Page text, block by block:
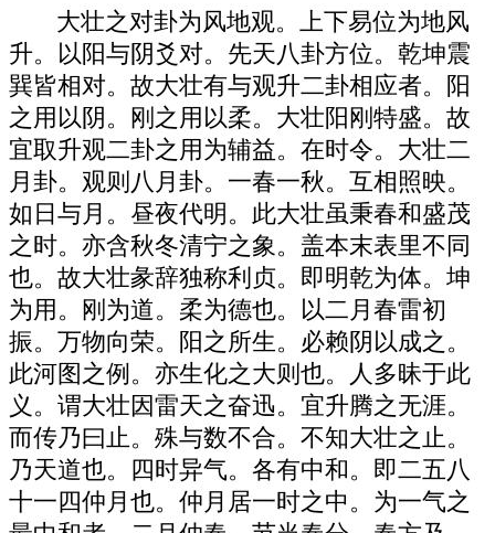
大壮之对卦为风地观。上下易位为地风
升。以阳与阴爻对。先天八卦方位。乾坤震
巽皆相对。故大壮有与观升二卦相应者。阳
之用以阴。刚之用以柔。大壮阳刚特盛。故
宜取升观二卦之用为辅益。在时令。大壮二
月卦。观则八月卦。一春一秋。互相照映。
如日与月。昼夜代明。此大壮虽秉春和盛茂
之时。亦含秋冬清宁之象。盖本末表里不同
也。故大壮彖辞独称利贞。即明乾为体。坤
为用。刚为道。柔为德也。以二月春雷初
振。万物向荣。阳之所生。必赖阴以成之。
此河图之例。亦生化之大则也。人多昧于此
义。谓大壮因雷天之奋迅。宜升腾之无涯。
而传乃曰止。殊与数不合。不知大壮之止。
乃天道也。四时异气。各有中和。即二五八
十一四仲月也。仲月居一时之中。为一气之